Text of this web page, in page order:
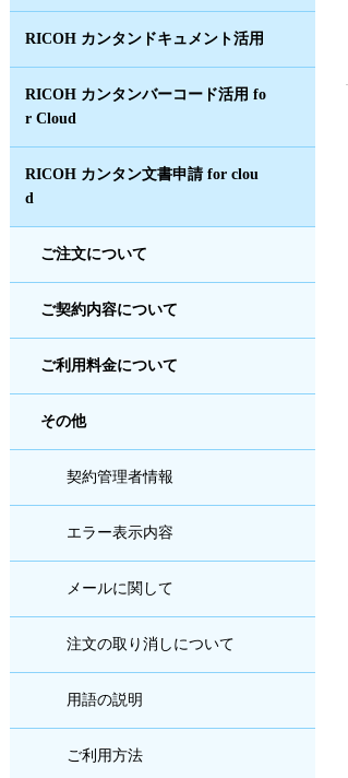
RICOH カンタンドキュメント活用
RICOH カンタンバーコード活用 fo
r Cloud
RICOH カンタン文書申請 for clou
d
ご注文について
ご契約内容について
ご利用料金について
その他
契約管理者情報
エラー表示内容
メールに関して
注文の取り消しについて
用語の説明
ご利用方法